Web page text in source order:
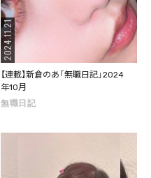
2024.11.21
【連載】新倉のあ「無職日記」2024
年10月
無職日記